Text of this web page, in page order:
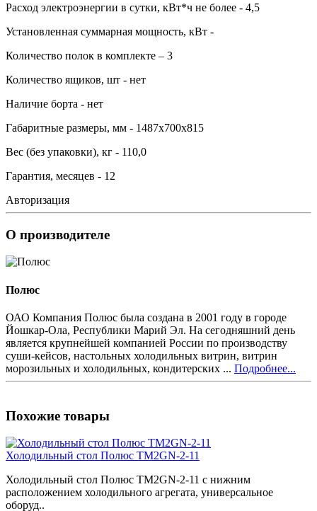
Расход электроэнергии в сутки, кВт*ч не более - 4,5
Установленная суммарная мощность, кВт -
Количество полок в комплекте – 3
Количество ящиков, шт - нет
Наличие борта - нет
Габаритные размеры, мм - 1487х700х815
Вес (без упаковки), кг - 110,0
Гарантия, месяцев - 12
Авторизация
О производителе
Полюс
ОАО Компания Полюс была создана в 2001 году в городе
Йошкар-Ола, Республики Марий Эл. На сегодняшний день
является крупнейшей компанией России по производству
суши-кейсов, настольных холодильных витрин, витрин
морозильных и холодильных, кондитерских ... Подробнее...
Похожие товары
Холодильный стол Полюс TM2GN-2-11
Холодильный стол Полюс TM2GN-2-11 с нижним
расположением холодильного агрегата, универсальное
оборуд..